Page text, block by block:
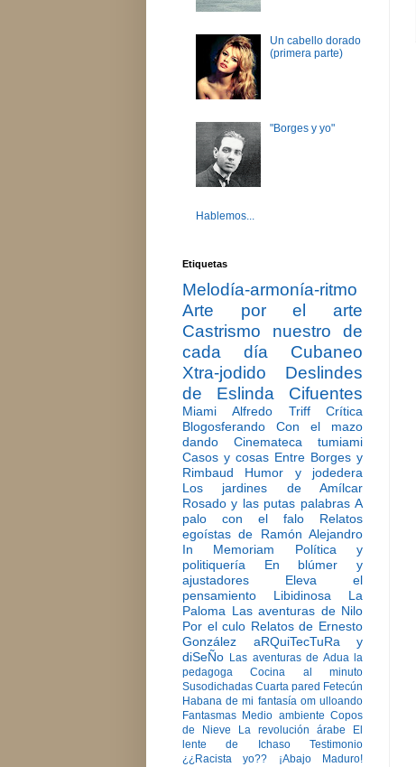
Un cabello dorado
(primera parte)
"Borges y yo"
Hablemos...
Etiquetas
Melodía-armonía-ritmo
Arte por el arte
Castrismo nuestro de
cada día
Cubaneo
Xtra-jodido
Deslindes
de Eslinda Cifuentes
Miami Alfredo Triff
Crítica
Blogosferando
Con el mazo
dando
Cinemateca tumiami
Casos y cosas Entre Borges y
Rimbaud
Humor y jodedera
Los jardines de Amílcar
Rosado y las putas palabras A
palo con el falo
Relatos
egoístas de Ramón Alejandro
In Memoriam
Política y
politiquería
En blúmer y
ajustadores
Eleva el
pensamiento
Libidinosa
La
Paloma Las aventuras de Nilo
Por el culo Relatos de Ernesto
González
aRQuiTecTuRa y
diSeÑo Las aventuras de Adua la
pedagoga
Cocina al minuto
Susodichadas Cuarta pared Fetecún
Habana de mi fantasía om ulloando
Fantasmas Medio ambiente Copos
de Nieve
La revolución árabe
El
lente de Ichaso
Testimonio
¿¿Racista yo??
¡Abajo Maduro!